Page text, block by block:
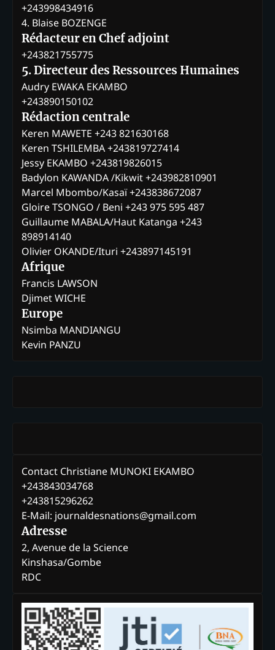
+243998434916
4. Blaise BOZENGE
Rédacteur en Chef adjoint
+243821755775
5. Directeur des Ressources Humaines
Audry EWAKA EKAMBO
+243890150102
Rédaction centrale
Keren MAWETE +243 821630168
Keren TSHILEMBA +243819727414
Jessy EKAMBO +243819826015
Badylon KAWANDA /Kikwit +243982810901
Marcel Mbombo/Kasaï +243838672087
Gloire TSONGO / Beni +243 975 595 487
Guillaume MABALA/Haut Katanga +243
898914140
Olivier OKANDE/Ituri +243897145191
Afrique
Francis LAWSON
Djimet WICHE
Europe
Nsimba MANDIANGU
Kevin PANZU
Contact Christiane MUNOKI EKAMBO
+243843034768
+243815296262
E-Mail: journaldesnations@gmail.com
Adresse
2, Avenue de la Science
Kinshasa/Gombe
RDC